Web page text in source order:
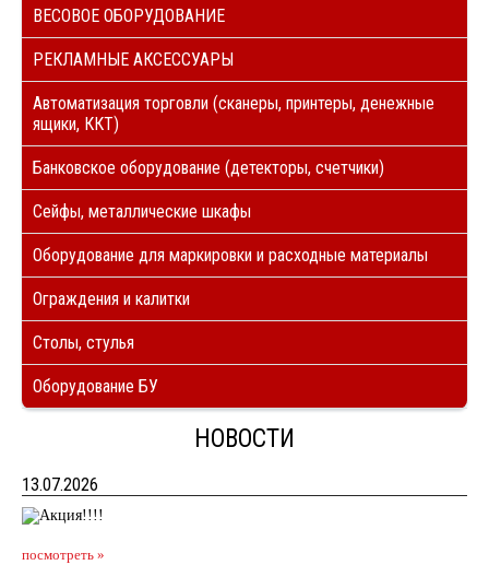
ВЕСОВОЕ ОБОРУДОВАНИЕ
РЕКЛАМНЫЕ АКСЕССУАРЫ
Автоматизация торговли (сканеры, принтеры, денежные
ящики, ККТ)
Банковское оборудование (детекторы, счетчики)
Сейфы, металлические шкафы
Оборудование для маркировки и расходные материалы
Ограждения и калитки
Столы, стулья
Оборудование БУ
НОВОСТИ
13.07.2026
посмотреть »